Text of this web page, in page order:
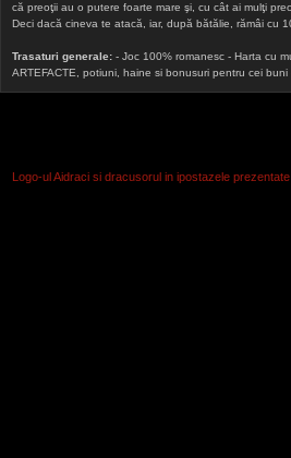
că preoţii au o putere foarte mare şi, cu cât ai mulţi
Deci dacă cineva te atacă, iar, după bătălie, rămâi cu
Trasaturi generale: - Joc 100% romanesc - Harta cu
ARTEFACTE, potiuni, haine si bonusuri pentru cei
Logo-ul Aidraci si dracusorul in ipostazele